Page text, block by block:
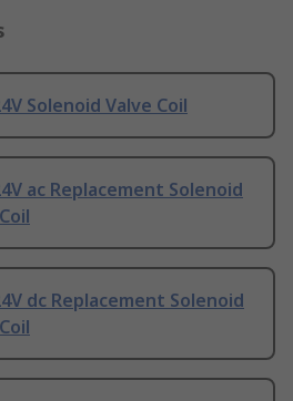
Solenoid Valve Coil
ac Replacement Solenoid
dc Replacement Solenoid